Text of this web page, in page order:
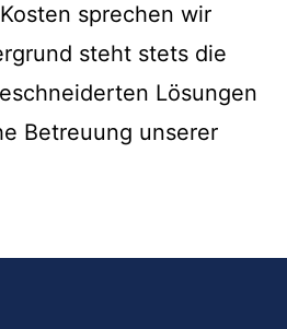
sprechen wir
steht stets die
Lösungen
Betreuung unserer